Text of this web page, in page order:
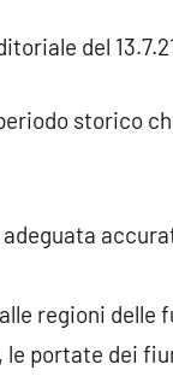
del
storico
regioni delle
portate dei